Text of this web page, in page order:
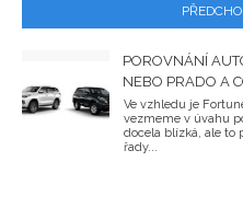
POROVNÁNÍ
NEBO PRADO A
Ve vzhledu je
vezmeme v úvahu
docela blízká, ale to
řady...